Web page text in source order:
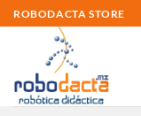
Skip
to
ROBODACTA STORE